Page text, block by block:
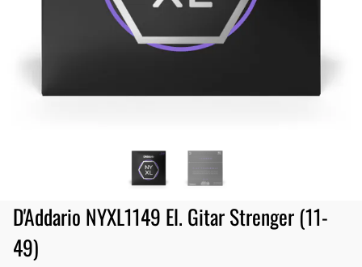
D'Addario NYXL1149 El. Gitar Strenger (11-
49)